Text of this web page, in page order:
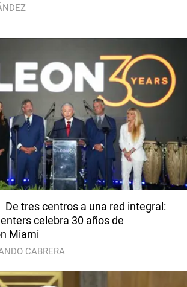
De tres centros a una red integral:
celebra 30 años de
Miami
CABRERA